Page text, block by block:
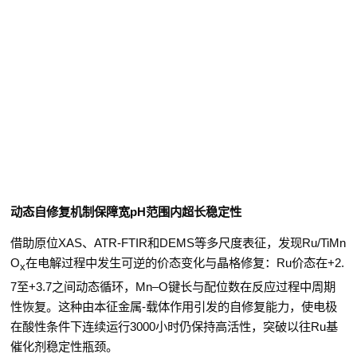
动态自修复机制保障宽pH范围内超长稳定性
借助原位XAS、 ATR-FTIR和DEMS等多尺度表征，发现Ru/TiMn
Ox在电解过程中发生可逆的价态变化与晶格修复： Ru价态在+2.
7至+3.7之间动态循环， Mn–O键长与配位数在反应过程中周期
性恢复。这种由本征金属-载体作用引发的自修复能力，使电极
在酸性条件下连续运行3000小时仍保持高活性，突破以往Ru基
催化剂稳定性瓶颈。